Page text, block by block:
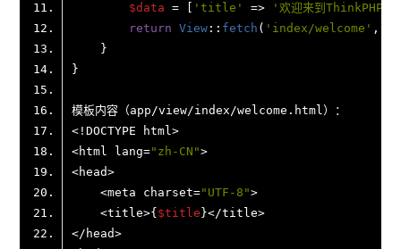
$data = [ 'title' =>
'欢迎来到ThinkPHP
return View:: fetch ( 'index/welcome' ,
<!DOCTYPE html>
<html lang="zh-CN"
>
<head>
    <meta charset=
"UTF-8"
>
    <title>{
$title
}</title>
</head>